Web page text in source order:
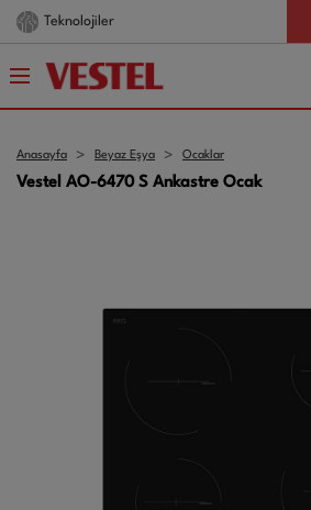
Teknolojiler
Anasayfa Beyaz Eşya Ocaklar
Vestel AO-6470 S Ankastre Ocak